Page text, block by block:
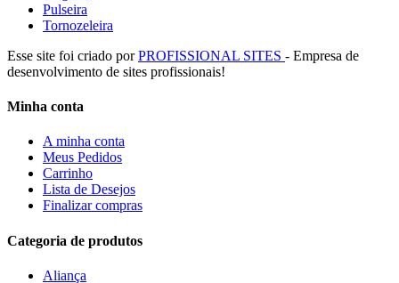
Pulseira
Tornozeleira
Esse site foi criado porPROFISSIONAL SITES - Empresa de
desenvolvimento de sites profissionais!
Minha conta
A minha conta
Meus Pedidos
Carrinho
Lista de Desejos
Finalizar compras
Categoria de produtos
Aliança